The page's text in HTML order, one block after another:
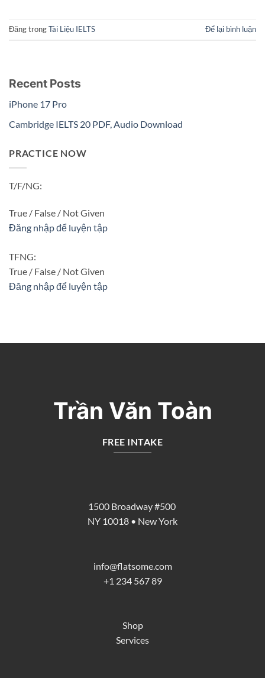
Đăng trongTài Liệu IELTS Để lại bình luận
Recent Posts
iPhone 17 Pro
Cambridge IELTS 20 PDF, Audio Download
PRACTICE NOW
T/F/NG:
True / False / Not Given
Đăng nhập để luyện tập
TFNG:
True / False / Not Given
Đăng nhập để luyện tập
Trần Văn Toàn
FREE INTAKE
1500 Broadway #500
NY 10018 • New York
info@flatsome.com
+1 234 567 89
Shop
Services